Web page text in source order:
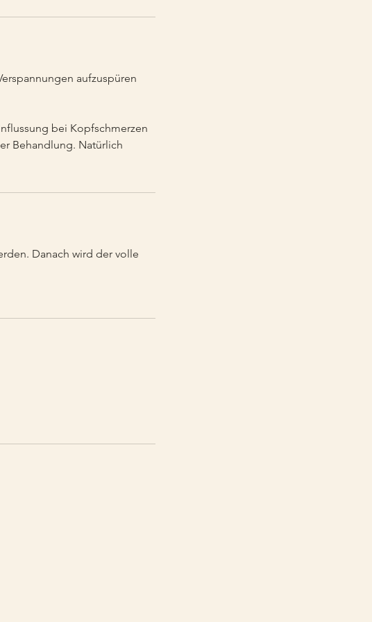
aufzuspüren
bei Kopfschmerzen
Behandlung. Natürlich
Danach wird der volle